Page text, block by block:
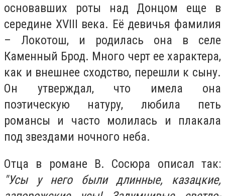
основавших роты над Донцом еще в
середине XVIII века. Её девичья фамилия
– Локотош, и родилась она в селе
Каменный Брод. Много черт ее характера,
как и внешнее сходство, перешли к сыну.
Он утверждал, что имела она
поэтическую натуру, любила петь
романсы и часто молилась и плакала
под звездами ночного неба.
Отца в романе В. Сосюра описал так:
"Усы у него были длинные, казацкие,